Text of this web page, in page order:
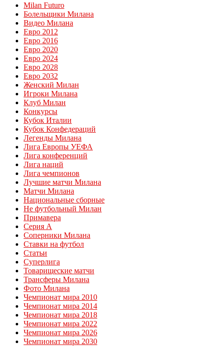
Milan Futuro
Болельщики Милана
Видео Милана
Евро 2012
Евро 2016
Евро 2020
Евро 2024
Евро 2028
Евро 2032
Женский Милан
Игроки Милана
Клуб Милан
Конкурсы
Кубок Италии
Кубок Конфедераций
Легенды Милана
Лига Европы УЕФА
Лига конференций
Лига наций
Лига чемпионов
Лучшие матчи Милана
Матчи Милана
Национальные сборные
Не футбольный Милан
Примавера
Серия А
Соперники Милана
Ставки на футбол
Статьи
Суперлига
Товарищеские матчи
Трансферы Милана
Фото Милана
Чемпионат мира 2010
Чемпионат мира 2014
Чемпионат мира 2018
Чемпионат мира 2022
Чемпионат мира 2026
Чемпионат мира 2030